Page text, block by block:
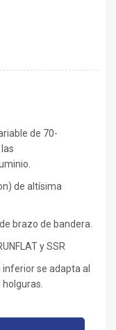
de 70-
de altísima
brazo de bandera.
y SSR
inferior se adapta al